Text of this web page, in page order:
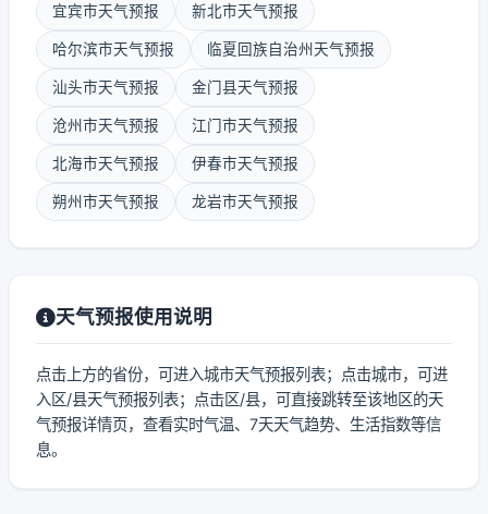
宜宾市天气预报 新北市天气预报
哈尔滨市天气预报 临夏回族自治州天气预报
汕头市天气预报 金门县天气预报
沧州市天气预报 江门市天气预报
北海市天气预报 伊春市天气预报
朔州市天气预报 龙岩市天气预报
天气预报使用说明
点击上方的省份，可进入城市天气预报列表；点击城市，可进
入区/县天气预报列表；点击区/县，可直接跳转至该地区的天
气预报详情页，查看实时气温、7天天气趋势、生活指数等信
息。